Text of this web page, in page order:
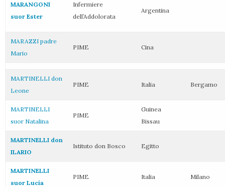
MARANGONI
suor Ester
Infermiere
dell’Addolorata
Argentina
MARAZZI padre
Mario
PIME Cina
MARTINELLI don
Leone
PIME Italia Bergamo
MARTINELLI
suor Natalina
PIME
Guinea
Bissau
MARTINELLI don
ILARIO
Istituto don Bosco Egitto
MARTINELLI
suor Lucia
PIME Italia Milano